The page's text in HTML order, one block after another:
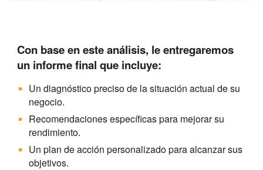
Con base en este análisis, le entregaremos
un informe final que incluye:
Un diagnóstico preciso de la situación actual de su
negocio.
Recomendaciones específicas para mejorar su
rendimiento.
Un plan de acción personalizado para alcanzar sus
objetivos.